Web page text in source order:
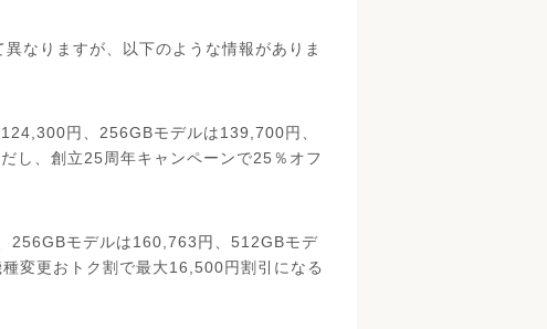
なりますが、以下のような情報がありま
円、256GBモデルは139,700円、
し、創立25周年キャンペーンで25％オフ
256GBモデルは160,763円、512GBモデ
変更おトク割で最大16,500円割引になる